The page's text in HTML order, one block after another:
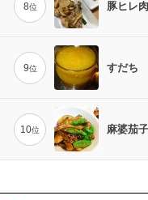
8位 豚ヒレ
9位 すだち
10位 麻婆茄子